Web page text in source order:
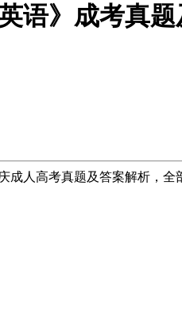
语》成考真
成人高考真题及答案解析，